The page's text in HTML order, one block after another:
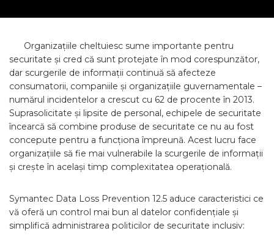
Organizațiile cheltuiesc sume importante pentru
securitate și cred că sunt protejate în mod corespunzător,
dar scurgerile de informații continuă să afecteze
consumatorii, companiile și organizațiile guvernamentale –
numărul incidentelor a crescut cu 62 de procente în 2013.
Suprasolicitate și lipsite de personal, echipele de securitate
încearcă să combine produse de securitate ce nu au fost
concepute pentru a funcționa împreună. Acest lucru face
organizațiile să fie mai vulnerabile la scurgerile de informații
și crește în același timp complexitatea operațională.
Symantec Data Loss Prevention 12.5 aduce caracteristici ce
vă oferă un control mai bun al datelor confidențiale și
simplifică administrarea politicilor de securitate inclusiv: